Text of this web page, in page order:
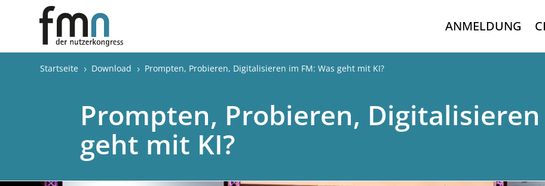
ANMELDUNG
Startseite 5 Download 5 Prompten, Probieren, Digitalisieren im FM: Was geht mit KI?
Prompten, Probieren, Digitalisieren
geht mit KI?